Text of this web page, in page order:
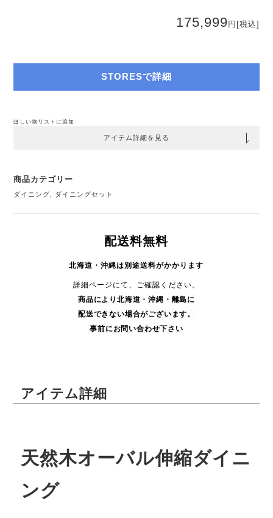
175,999 円 [税込]
STORESで詳細
ほしい物リストに追加
アイテム詳細を見る
商品カテゴリー
ダイニング ダイニングセット
配送料無料
北海道・沖縄は別途送料がかかります
詳細ページにて、ご確認ください。
商品により 北海道・沖縄・ 離島に
配送できない場合がございます。
事前にお問い合わせ下さい
アイテム詳細
天然木オーバル伸縮ダイニ
ング